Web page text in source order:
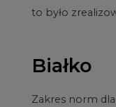
to było
Białko
Zakres norm